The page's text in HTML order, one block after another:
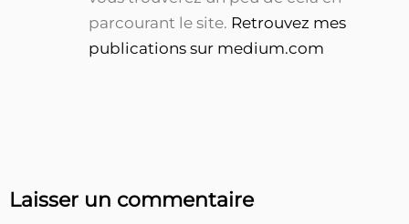
parcourant le site. Retrouvez mes
publications sur medium.com
Laisser un commentaire